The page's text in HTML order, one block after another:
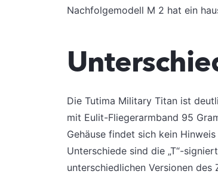
Nachfolgemodell M 2 hat ein
Die Tutima Military Titan ist
mit Eulit-Fliegerarmband 95
Gehäuse findet sich kein
Unterschiede sind die „T“-
unterschiedlichen Versionen